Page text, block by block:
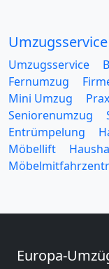
Umzugsservice
Umzugsservice
Fernumzug
Mini Umzug
Seniorenumzug
Entrümpelung
Möbellift
Europa-